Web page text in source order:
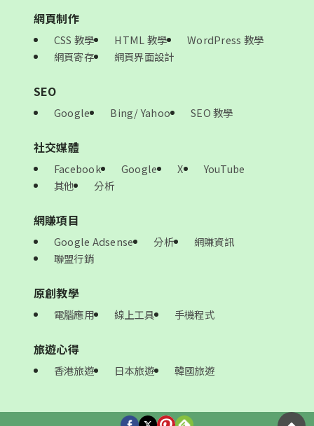
網頁制作
CSS 教學 HTML 教學
WordPress 教學
網頁寄存
網頁界面設計
SEO
Google Bing/ Yahoo SEO 教學
社交媒體
Facebook Google X
YouTube
其他
分析
網賺項目
Google Adsense 分析
網賺資訊
聯盟行銷
原創教學
電腦應用 線上工具 手機程式
旅遊心得
香港旅遊 日本旅遊 韓國旅遊